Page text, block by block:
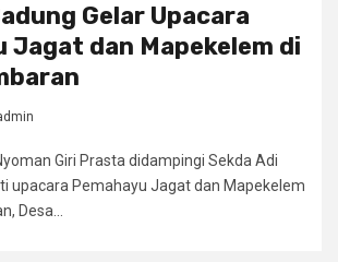
Gelar Upacara
Jagat dan Mapekelem di
Giri Prasta didampingi Sekda Adi
upacara Pemahayu Jagat dan Mapekelem
Desa...